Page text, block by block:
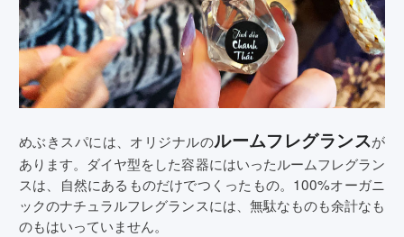
めぶきスパには、オリジナルのルームフレグランスが
あります。ダイヤ型をした容器にはいったルームフレグラン
スは、自然にあるものだけでつくったもの。100%オーガニ
ックのナチュラルフレグランスには、無駄なものも余計なも
のもはいっていません。